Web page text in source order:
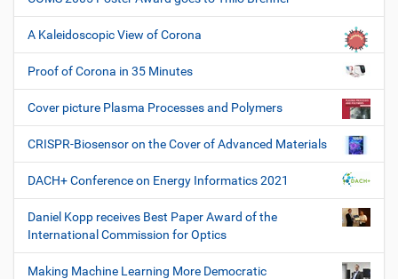
A Kaleidoscopic View of Corona
Proof of Corona in 35 Minutes
Cover picture Plasma Processes and Polymers
CRISPR-Biosensor on the Cover of Advanced Materials
DACH+ Conference on Energy Informatics 2021
Daniel Kopp receives Best Paper Award of the
International Commission for Optics
Making Machine Learning More Democratic